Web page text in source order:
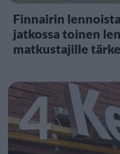
Finnairin
jatkossa toinen
matkustajille
4